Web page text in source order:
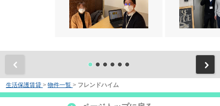
生活保護賃貸 > 物件一覧 > フレンドハイム